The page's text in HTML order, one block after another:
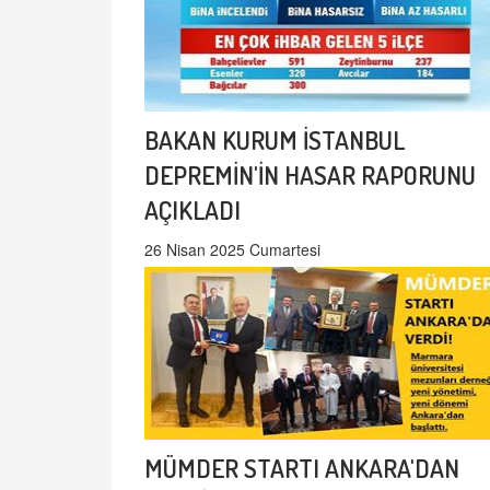
BAKAN KURUM İSTANBUL
DEPREMİN'İN HASAR RAPORUNU
AÇIKLADI
26 Nisan 2025 Cumartesi
MÜMDER STARTI ANKARA'DAN